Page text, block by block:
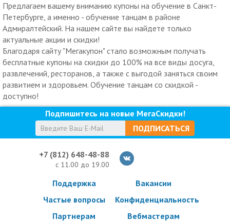
Предлагаем вашему вниманию купоны на обучение в Санкт-
Петербурге, а именно - обучение танцам в районе
Адмиралтейский. На нашем сайте вы найдете только
актуальные акции и скидки!
Благодаря сайту "Мегакупон" стало возможным получать
бесплатные купоны на скидки до 100% на все виды досуга,
развлечений, ресторанов, а также с выгодой заняться своим
развитием и здоровьем. Обучение танцам со скидкой -
доступно!
Подпишитесь на новые МегаСкидки!
ПОДПИСАТЬСЯ
+7 (812) 648-48-88
с 11.00 до 19.00
Поддержка
Частые вопросы
Партнерам
Вакансии
Конфиденциальность
Вебмастерам